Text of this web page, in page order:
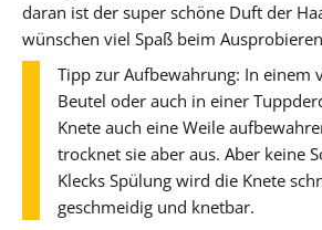
daran ist der super schöne Duft der
wünschen viel Spaß beim
Tipp zur Aufbewahrung: In einem
Beutel oder auch in einer
Knete auch eine Weile
trocknet sie aber aus. Aber keine
Klecks Spülung wird die Knete
geschmeidig und knetbar.